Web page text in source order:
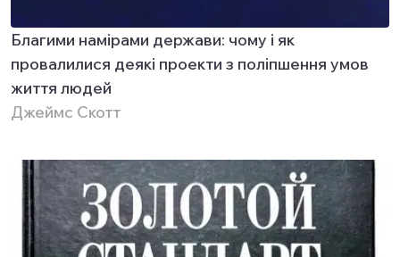
Благими намірами держави: чому і як
провалилися деякі проекти з поліпшення умов
життя людей
Джеймс Скотт